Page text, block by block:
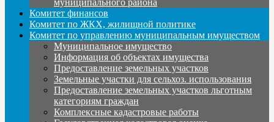
Комитет финансов
Комитет по ЖКХ, жилищной политике
Комитет по управлению муниципальным имуществом
Муниципальное имущество
Информация об объектах имущества
Предоставление земельных участков
Земельные участки для сельхоз. использования
Предоставление земельных участков льготным
категориям граждан
Комплексные кадастровые работы